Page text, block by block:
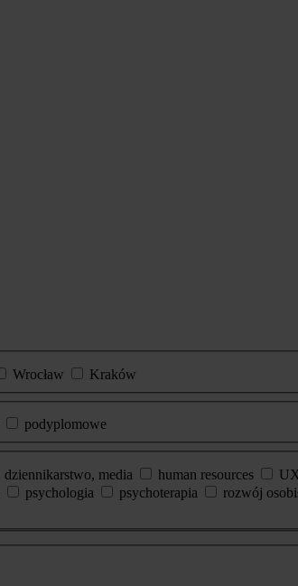
Wrocław
Kraków
podyplomowe
dziennikarstwo, media human resources
psychologia psychoterapia rozwój